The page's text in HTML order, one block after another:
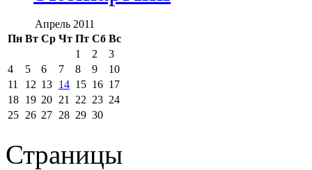
Апрель 2011
Пн Вт Ср Чт Пт Сб Вс
1
2
3
4
5 6 7 8 9
10
11
12 13 14 15 16 17
18 19 20 21 22 23 24
25 26 27 28 29 30
Страницы